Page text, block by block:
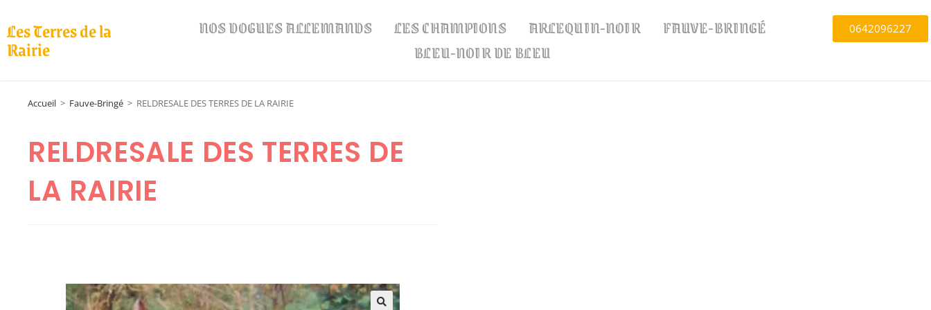
Les Terres de la
Rairie
NOS DOGUES ALLEMANDS LES CHAMPIONS ARLEQUIN-NOIR
FAUVE-BRINGÉ
BLEU-NOIR DE BLEU
0642096227
Accueil > Fauve-Bringé > RELDRESALE DES TERRES DE LA RAIRIE
RELDRESALE DES TERRES DE
LA RAIRIE